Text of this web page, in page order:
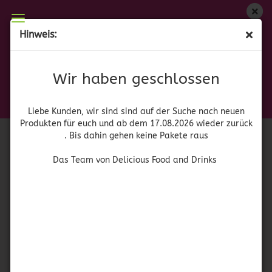
Hinweis:
Wir haben geschlossen
Liebe Kunden, wir sind sind auf der Suche nach neuen
Produkten für euch und ab dem 17.08.2026 wieder zurück
. Bis dahin gehen keine Pakete raus
Das Team von Delicious Food and Drinks
Wir haben geschlossen
zurück. Bis dahin gehen keine Pakete raus
Das Team von Delicious Food and Drinks
52598)